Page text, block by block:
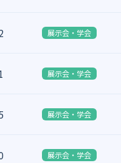
展示会・学会
展示会・学会
展示会・学会
展示会・学会